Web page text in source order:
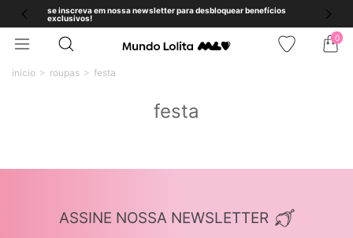
se inscreva em nossa newsletter para desbloquear benefícios
exclusivos!
0
início roupas festa
festa
ASSINE NOSSA NEWSLETTER